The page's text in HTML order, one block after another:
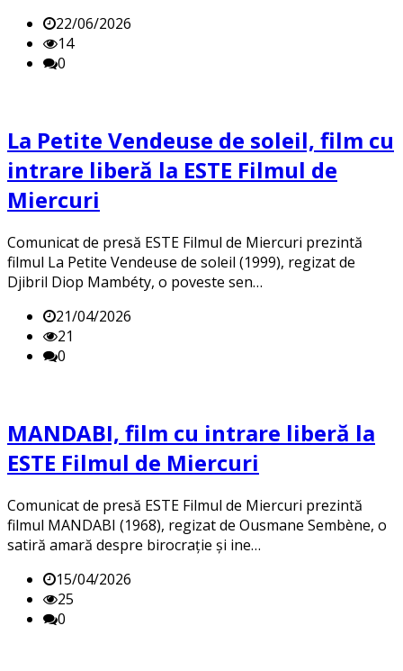
22/06/2026
14
0
La Petite Vendeuse de soleil, film cu
intrare liberă la ESTE Filmul de
Miercuri
Comunicat de presă ESTE Filmul de Miercuri prezintă
filmul La Petite Vendeuse de soleil (1999), regizat de
Djibril Diop Mambéty, o poveste sen…
21/04/2026
21
0
MANDABI, film cu intrare liberă la
ESTE Filmul de Miercuri
Comunicat de presă ESTE Filmul de Miercuri prezintă
filmul MANDABI (1968), regizat de Ousmane Sembène, o
satiră amară despre birocrație și ine…
15/04/2026
25
0